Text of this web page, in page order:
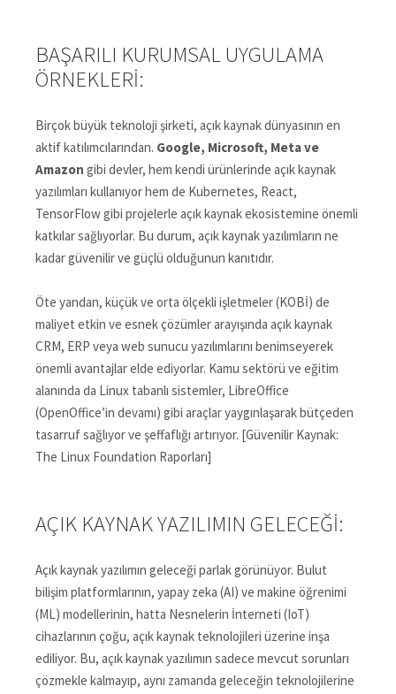
BAŞARILI KURUMSAL UYGULAMA
ÖRNEKLERI:
Birçok büyük teknoloji şirketi, açık kaynak dünyasının en
aktif katılımcılarından. Google, Microsoft, Meta ve
Amazon gibi devler, hem kendi ürünlerinde açık kaynak
yazılımları kullanıyor hem de Kubernetes, React,
TensorFlow gibi projelerle açık kaynak ekosistemine önemli
katkılar sağlıyorlar. Bu durum, açık kaynak yazılımların ne
kadar güvenilir ve güçlü olduğunun kanıtıdır.
Öte yandan, küçük ve orta ölçekli işletmeler (KOBİ) de
maliyet etkin ve esnek çözümler arayışında açık kaynak
CRM, ERP veya web sunucu yazılımlarını benimseyerek
önemli avantajlar elde ediyorlar. Kamu sektörü ve eğitim
alanında da Linux tabanlı sistemler, LibreOffice
(OpenOffice’in devamı) gibi araçlar yaygınlaşarak bütçeden
tasarruf sağlıyor ve şeffaflığı artırıyor. [Güvenilir Kaynak:
The Linux Foundation Raporları]
AÇIK KAYNAK YAZILIMIN GELECEĞI:
Açık kaynak yazılımın geleceği parlak görünüyor. Bulut
bilişim platformlarının, yapay zeka (AI) ve makine öğrenimi
(ML) modellerinin, hatta Nesnelerin İnterneti (IoT)
cihazlarının çoğu, açık kaynak teknolojileri üzerine inşa
ediliyor. Bu, açık kaynak yazılımın sadece mevcut sorunları
çözmekle kalmayıp, aynı zamanda geleceğin teknolojilerine